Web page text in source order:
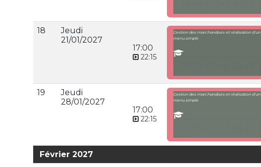
18
Jeudi
21/01/2027
17:00
22:15
Gestion des marchandises et réalisation d'un
menu simple
19
Jeudi
28/01/2027
17:00
22:15
Gestion des marchandises et réalisation d'un
menu simple
Février 2027